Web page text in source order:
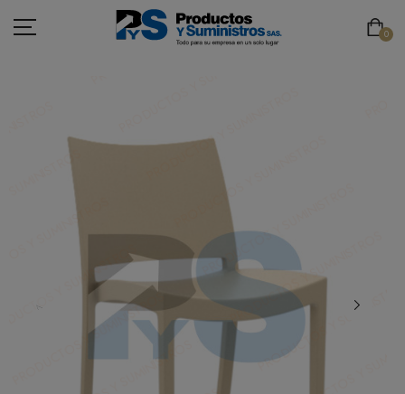
0
PAPELERÍA
CAFETERÍA
SEGURIDAD INDUSTRIAL
TECNOLOGÍA